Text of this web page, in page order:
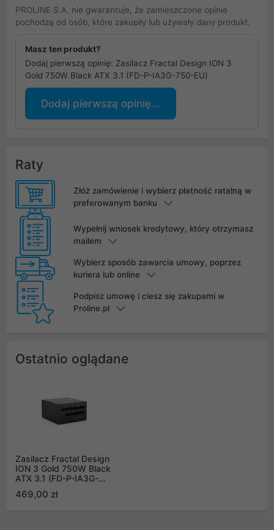
PROLINE S.A. nie gwarantuje, że zamieszczone opinie
pochodzą od osób, które zakupiły lub używały dany produkt.
Masz ten produkt?
Dodaj pierwszą opinię: Zasilacz Fractal Design ION 3
Gold 750W Black ATX 3.1 (FD-P-IA3G-750-EU)
Dodaj pierwszą opinię...
Raty
Złóż zamówienie i wybierz płatność ratalną w
preferowanym banku
Wypełnij wniosek kredytowy, który otrzymasz
mailem
Wybierz sposób zawarcia umowy, poprzez
kuriera lub online
Podpisz umowę i ciesz się zakupami w
Proline.pl
Ostatnio oglądane
Zasilacz Fractal Design
ION 3 Gold 750W Black
ATX 3.1 (FD-P-IA3G-
469,00 zł